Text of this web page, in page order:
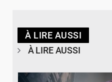
À LIRE AUSSI
À LIRE AUSSI